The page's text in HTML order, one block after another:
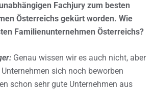
Fachjury zum besten
Österreichs gekürt worden. Wie
Familienunternehmen Österreichs?
Genau wissen wir es auch nicht, aber
sich noch beworben
schon sehr gute Unternehmen aus